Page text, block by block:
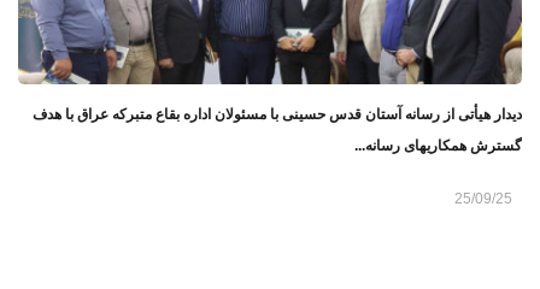
دیدار هیأتی از رسانه آستان قدس حسینی با مسئولان اداره بقاع متبرکه عراق با هدف
گسترش همکاریهای رسانه...
25/09/25